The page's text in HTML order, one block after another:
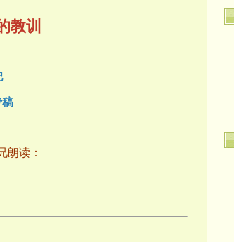
教训
朗读：